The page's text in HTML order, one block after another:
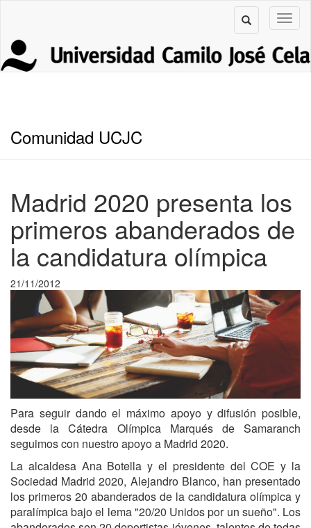
Comunidad UCJC
Madrid 2020 presenta los
primeros abanderados de
la candidatura olímpica
21/11/2012
Para seguir dando el máximo apoyo y difusión posible,
desde la Cátedra Olímpica Marqués de Samaranch
seguimos con nuestro apoyo a Madrid 2020.
La alcaldesa Ana Botella y el presidente del COE y la
Sociedad Madrid 2020, Alejandro Blanco, han presentado
los primeros 20 abanderados de la candidatura olímpica y
paralímpica bajo el lema "20/20 Unidos por un sueño". Los